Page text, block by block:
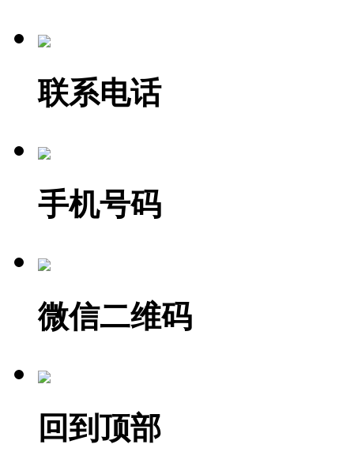
联系电话
手机号码
微信二维码
回到顶部